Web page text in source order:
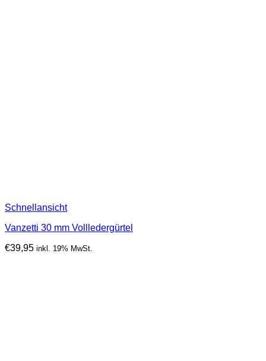
Schnellansicht
Vanzetti 30 mm Vollledergürtel
€39,95 inkl. 19% MwSt.